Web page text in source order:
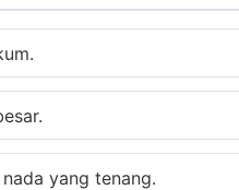
yang tenang.